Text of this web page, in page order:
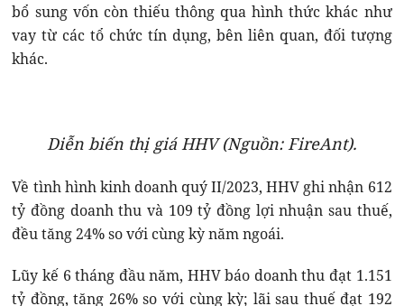
bổ sung vốn còn thiếu thông qua hình thức khác như
vay từ các tổ chức tín dụng, bên liên quan, đối tượng
khác.
Diễn biến thị giá HHV (Nguồn: FireAnt).
Về tình hình kinh doanh quý II/2023, HHV ghi nhận 612
tỷ đồng doanh thu và 109 tỷ đồng lợi nhuận sau thuế,
đều tăng 24% so với cùng kỳ năm ngoái.
Lũy kế 6 tháng đầu năm, HHV báo doanh thu đạt 1.151
tỷ đồng, tăng 26% so với cùng kỳ; lãi sau thuế đạt 192